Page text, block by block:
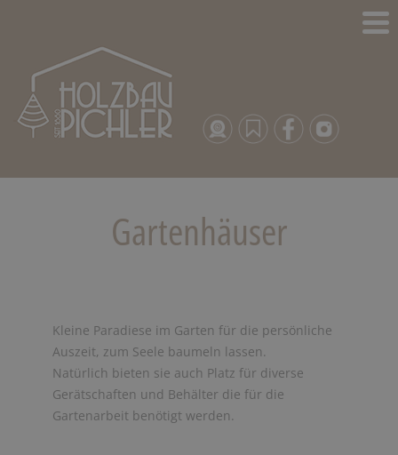
Gartenhäuser
Kleine Paradiese im Garten für die persönliche
Auszeit, zum Seele baumeln lassen.
Natürlich bieten sie auch Platz für diverse
Gerätschaften und Behälter die für die
Gartenarbeit benötigt werden.